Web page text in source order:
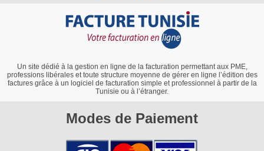
Modes de Paiement
Un site dédié à la gestion en ligne de la facturation permettant aux PME,
professions libérales et toute structure moyenne de gérer en ligne l’édition des
factures grâce à un logiciel de facturation simple et professionnel à partir de la
Tunisie ou à l’étranger.